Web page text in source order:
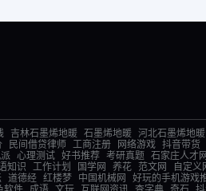
吉林石墨烯地暖 石墨烯地暖 河北石墨烯地暖
民间借贷律师 工商注册 网络游戏 抖音带货
心理测试 好书推荐 考研真题 石家庄人才网
知识 工作计划 国学网 养花 范文网 自定义
道德经 红楼梦 中国机械网 好玩的手机游戏